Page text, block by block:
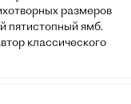
размеров
пятистопный ямб.
классического